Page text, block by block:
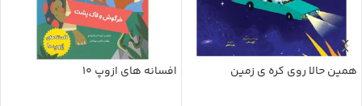
همین حالا روی کره ی زمین افسانه های ازوپ 10